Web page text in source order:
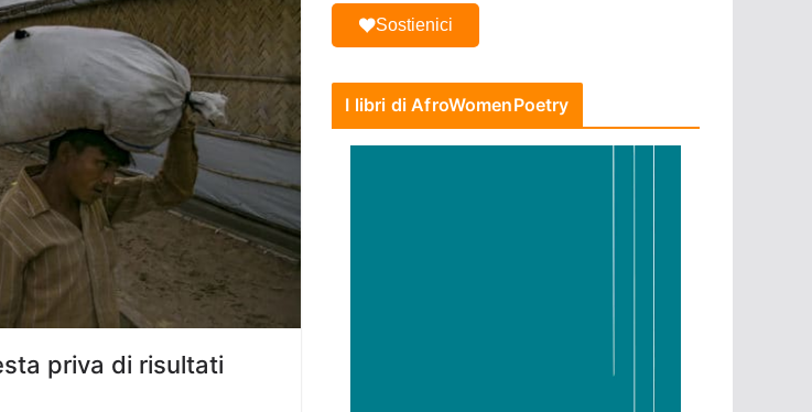
priva di risultati
Sostienici
I libri di AfroWomenPoetry